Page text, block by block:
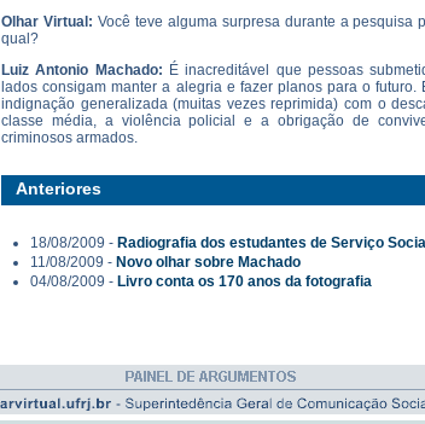
Olhar Virtual: Você teve alguma surpresa durante a pesquisa
qual?
Luiz Antonio Machado: É inacreditável que pessoas
lados consigam manter a alegria e fazer planos para o
indignação generalizada (muitas vezes reprimida) com o
classe média, a violência policial e a obrigação de
criminosos armados.
Anteriores
18/08/2009 - Radiografia dos estudantes de Serviço Social
11/08/2009 - Novo olhar sobre Machado
04/08/2009 - Livro conta os 170 anos da fotografia